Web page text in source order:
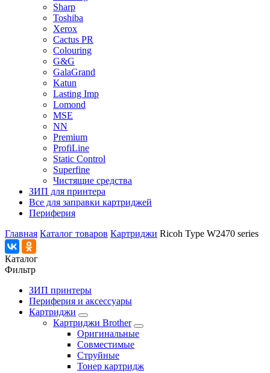
Sharp
Toshiba
Xerox
Cactus PR
Colouring
G&G
GalaGrand
Katun
Lasting Imp
Lomond
MSE
NN
Premium
ProfiLine
Static Control
Superfine
Чистящие средства
ЗИП для принтера
Все для заправки картриджей
Периферия
Главная Каталог товаров Картриджи Ricoh Type W2470 series
Каталог
Фильтр
ЗИП принтеры
Периферия и аксессуары
Картриджи
Картриджи Brother
Оригинальные
Совместимые
Струйные
Тонер картридж